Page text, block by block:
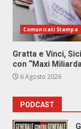
Comunicati Stampa
Gratta e Vinci,
con “Maxi
6 Agosto 2026
PODCAST